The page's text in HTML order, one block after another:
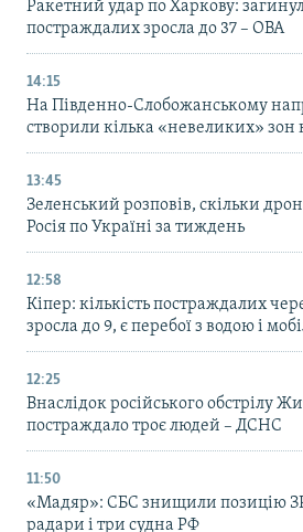
Ракетний удар по Харкову:
постраждалих зросла до 37 – ОВА
14:15
На Південно-Слобожанському
створили кілька «невеликих» зон
13:45
Зеленський розповів, скільки
Росія по Україні за тиждень
12:58
Кіпер: кількість постраждалих
зросла до 9, є перебої з водою і
12:25
Внаслідок російського обстрілу
постраждало троє людей – ДСНС
11:50
«Мадяр»: СБС знищили позицію
радари і три судна РФ